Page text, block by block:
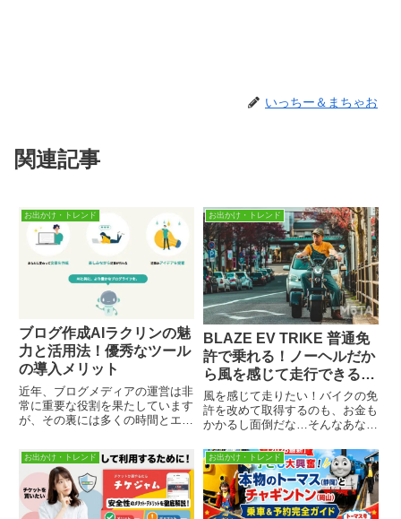
いっちー＆まちゃお
関連記事
お出かけ・トレンド
ブログ作成AIラクリンの魅
力と活用法！優秀なツール
の導入メリット
近年、ブログメディアの運営は非
常に重要な役割を果たしています
が、その裏には多くの時間とエネ
くのが面倒くさいと感じている
方々に朗報です。ブログ記事を書
く上で、お悩みを解決してくれる
強...
お出かけ・トレンド
BLAZE EV TRIKE 普通免
許で乗れる！ノーヘルだか
ら風を感じて走行できる
BLAZE EV TRIKE
風を感じて走りたい！バイクの免
許を改めて取得するのも、お金も
かかるし面倒だな…そんなあなた
よこんにちは！親子で世の中の気
になる情報や疑問を追求してい
る、いっちー＆まちゃおです。今
回もよろしくお願いします！その
乗...
お出かけ・トレンド お出かけ・トレンド